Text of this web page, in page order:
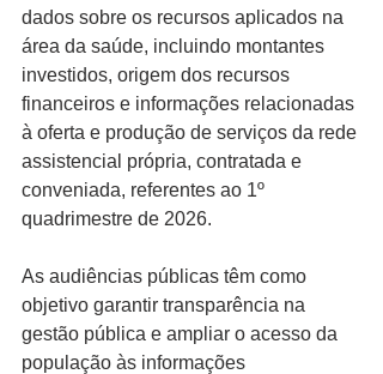
dados sobre os recursos aplicados na
área da saúde, incluindo montantes
investidos, origem dos recursos
financeiros e informações relacionadas
à oferta e produção de serviços da rede
assistencial própria, contratada e
conveniada, referentes ao 1º
quadrimestre de 2026.
As audiências públicas têm como
objetivo garantir transparência na
gestão pública e ampliar o acesso da
população às informações